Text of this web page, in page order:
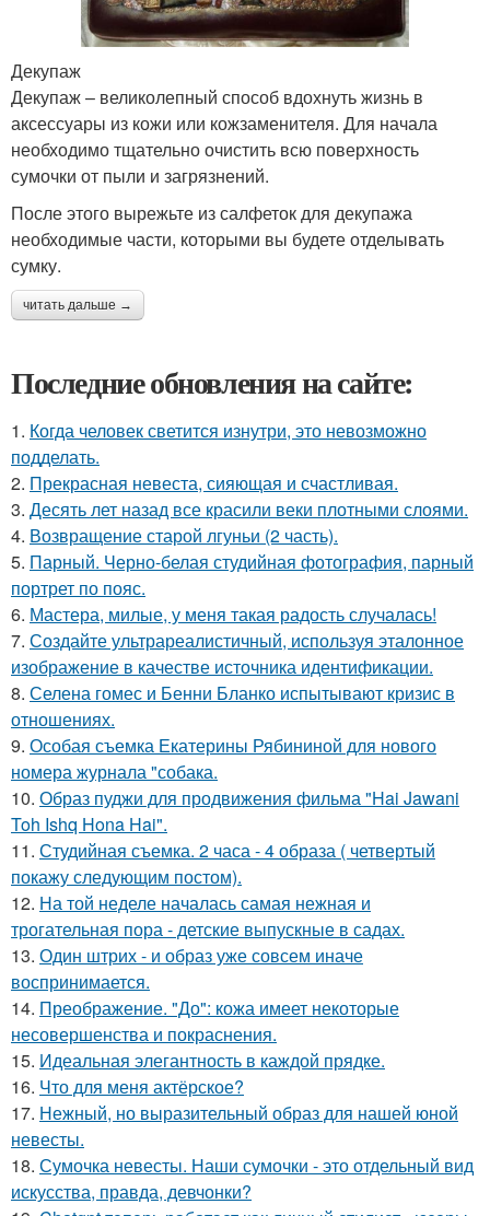
Декупаж
Декупаж – великолепный способ вдохнуть жизнь в
аксессуары из кожи или кожзаменителя. Для начала
необходимо тщательно очистить всю поверхность
сумочки от пыли и загрязнений.
После этого вырежьте из салфеток для декупажа
необходимые части, которыми вы будете отделывать
сумку.
читать дальше →
Последние обновления на сайте:
1. Когда человек светится изнутри, это невозможно
подделать.
2. Прекрасная невеста, сияющая и счастливая.
3. Десять лет назад все красили веки плотными слоями.
4. Возвращение старой лгуньи (2 часть).
5. Парный. Черно-белая студийная фотография, парный
портрет по пояс.
6. Мастера, милые, у меня такая радость случалась!
7. Создайте ультрареалистичный, используя эталонное
изображение в качестве источника идентификации.
8. Селена гомес и Бенни Бланко испытывают кризис в
отношениях.
9. Особая съемка Екатерины Рябининой для нового
номера журнала "собака.
10. Образ пуджи для продвижения фильма "Hai Jawani
Toh Ishq Hona Hai".
11. Студийная съемка. 2 часа - 4 образа ( четвертый
покажу следующим постом).
12. На той неделе началась самая нежная и
трогательная пора - детские выпускные в садах.
13. Один штрих - и образ уже совсем иначе
воспринимается.
14. Преображение. "До": кожа имеет некоторые
несовершенства и покраснения.
15. Идеальная элегантность в каждой прядке.
16. Что для меня актёрское?
17. Нежный, но выразительный образ для нашей юной
невесты.
18. Сумочка невесты. Наши сумочки - это отдельный вид
искусства, правда, девчонки?